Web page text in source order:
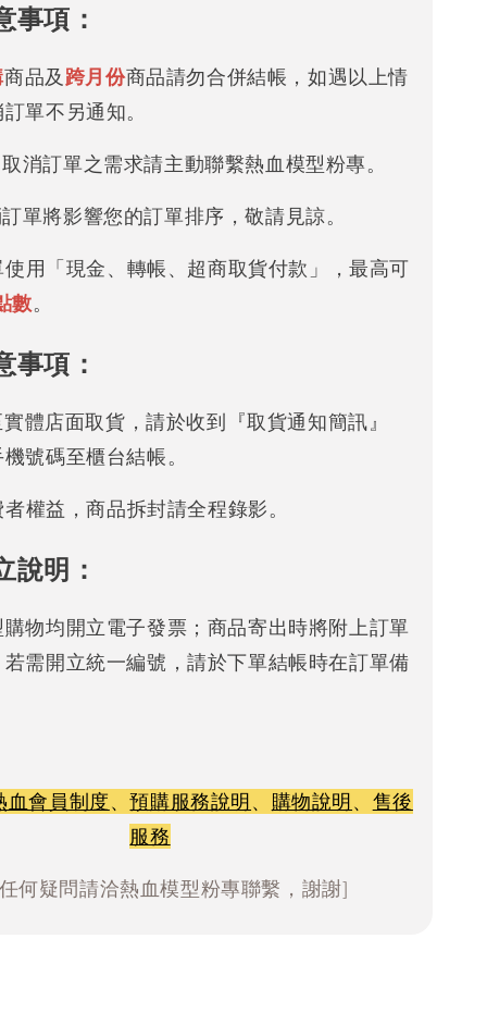
事項：
商品及 跨月份商品請勿合併結帳，如遇以上情
單不另通知。
消訂單之需求請主動聯繫熱血模型粉專。
單將影響您的訂單排序，敬請見諒。
用「現金、轉帳、超商取貨付款」，最高可
數。
事項：
體店面取貨，請於收到『取貨通知簡訊』
號碼至櫃台結帳。
權益，商品拆封請全程錄影。
說明：
物均開立電子發票；商品寄出時將附上訂單
需開立統一編號，請於下單結帳時在訂單備
血會員制度、預購服務說明、 購物說明、 售後
服務
何疑問請洽熱血模型粉專聯繫，謝謝]